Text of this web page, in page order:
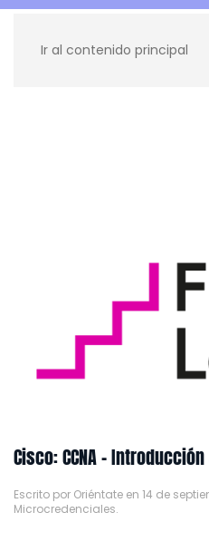
Ir al contenido principal
Cisco: CCNA –
Escrito por Oriéntate en 14 de
Microcredenciales.